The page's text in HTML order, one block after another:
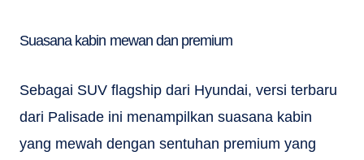
Suasana kabin mewan dan premium
Sebagai SUV flagship dari Hyundai, versi terbaru
dari Palisade ini menampilkan suasana kabin
yang mewah dengan sentuhan premium yang